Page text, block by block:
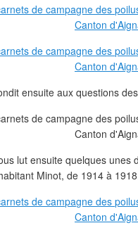
ensuite aux questions
lut ensuite quelques
Minot, de 1914 à